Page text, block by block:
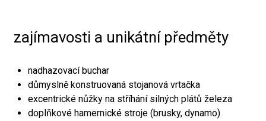
zajímavosti a unikátní předměty
nadhazovací buchar
důmyslně konstruovaná stojanová vrtačka
excentrické nůžky na stříhání silných plátů železa
doplňkové hamernické stroje (brusky, dynamo)